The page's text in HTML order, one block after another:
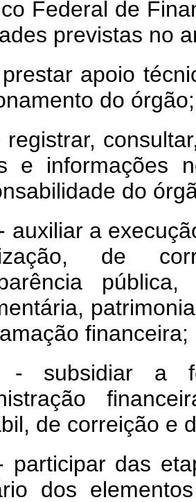
Federal de
previstas no
apoio
do órgão;
registrar,
e informações
do
auxiliar a
de
financeira;
- subsidiar a
de correição e
participar das
dos